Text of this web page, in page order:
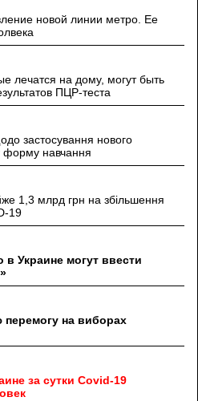
новой линии метро. Ее
лечатся на дому, могут быть
ПЦР-теста
застосування нового
форму навчання
1,3 млрд грн на збільшення
19
Украине могут ввести
на виборах
за сутки Covid-19